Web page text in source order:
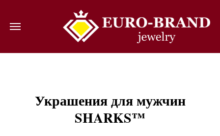
ВОЙТИ
Украшения для мужчин
SHARKS™